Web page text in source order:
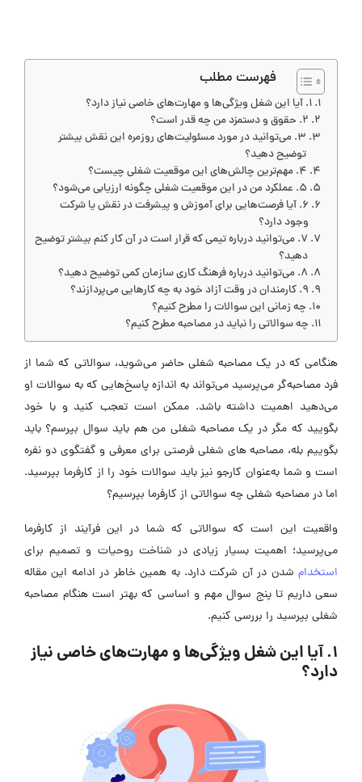
فهرست مطلب
1. آيا اين شغل ويژگی‌ها و مهارت‌های خاصی نياز دارد؟
2. حقوق و دستمزد من چه قدر است؟
3. می‌توانید در مورد مسئولیت‌های روزمره این نقش بیشتر
توضیح دهید؟
4. مهم‌ترین چالش‌های این موقعیت شغلی چیست؟
5. عملکرد من در این موقعیت شغلی چگونه ارزیابی می‌شود؟
6. آیا فرصت‌هایی برای آموزش و پیشرفت در نقش یا شرکت
وجود دارد؟
7. می‌توانید درباره تیمی که قرار است در آن کار کنم بیشتر توضیح
دهید؟
8. می‌توانید درباره فرهنگ کاری سازمان کمی توضیح دهید؟
9. کارمندان در وقت آزاد خود به چه کارهایی می‌پردازند؟
چه زمانی این سوالات را مطرح کنیم؟
چه سوالاتی را نبايد در مصاحبه مطرح كنيم؟
هنگامی که در یک مصاحبه شغلی حاضر می‌شوید، سوالاتی که شما از
فرد مصاحبه‌گر می‌پرسید می‌تواند به اندازه پاسخ‌هایی که به سوالات او
مي‌دهید اهمیت داشته باشد. ممکن است تعجب کنید و با خود
بگویید که مگر در یک مصاحبه شغلی من هم باید سوال بپرسم؟ باید
بگویيم بله، مصاحبه های شغلی فرصتی برای معرفی و گفتگوی دو نفره
است و شما به‌عنوان کارجو نیز باید سوالات خود را از کارفرما بپرسید.
اما در مصاحبه شغلی چه سوالاتی از کارفرما بپرسیم؟
واقعیت این است که سوالاتی که شما در این فرآیند از کارفرما
می‌پرسید؛ اهمیت بسیار زیادی در شناخت روحیات و تصمیم برای
استخدام شدن در آن شرکت دارد. به همین خاطر در ادامه این مقاله
سعی داریم تا پنج سوال مهم و اساسی که بهتر است هنگام مصاحبه
شغلی بپرسيد را بررسی کنیم.
1. آيا اين شغل ويژگی‌ها و مهارت‌های خاصی نياز
دارد؟